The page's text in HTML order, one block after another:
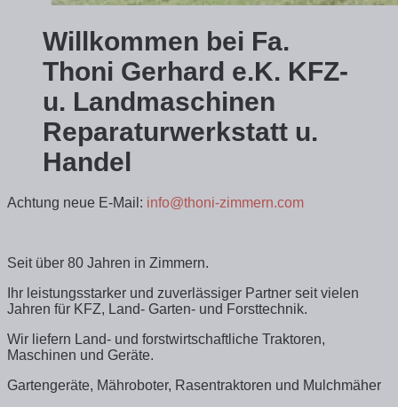
Willkommen bei Fa.
Thoni Gerhard e.K. KFZ-
u. Landmaschinen
Reparaturwerkstatt u.
Handel
Achtung neue E-Mail: info@thoni-zimmern.com
Seit über 80 Jahren in Zimmern.
Ihr leistungsstarker und zuverlässiger Partner seit vielen
Jahren für KFZ, Land- Garten- und Forsttechnik.
Wir liefern Land- und forstwirtschaftliche Traktoren,
Maschinen und Geräte.
Gartengeräte, Mähroboter, Rasentraktoren und Mulchmäher